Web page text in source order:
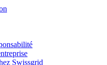
Swissgrid